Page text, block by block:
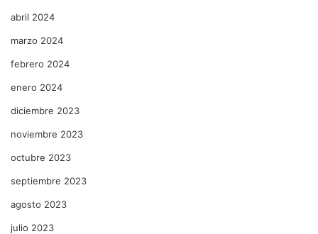
abril 2024
marzo 2024
febrero 2024
enero 2024
diciembre 2023
noviembre 2023
octubre 2023
septiembre 2023
agosto 2023
julio 2023